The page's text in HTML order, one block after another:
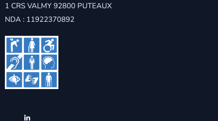
1 CRS VALMY 92800 PUTEAUX
NDA : 11922370892